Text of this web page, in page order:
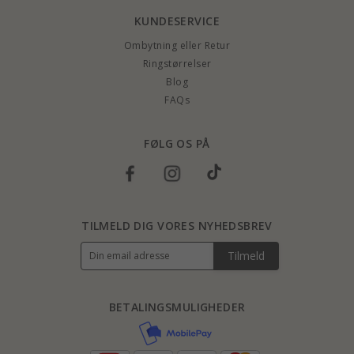
KUNDESERVICE
Ombytning eller Retur
Ringstørrelser
Blog
FAQs
FØLG OS PÅ
BETALINGSMULIGHEDER
TILMELD DIG VORES NYHEDSBREV
Tilmeld